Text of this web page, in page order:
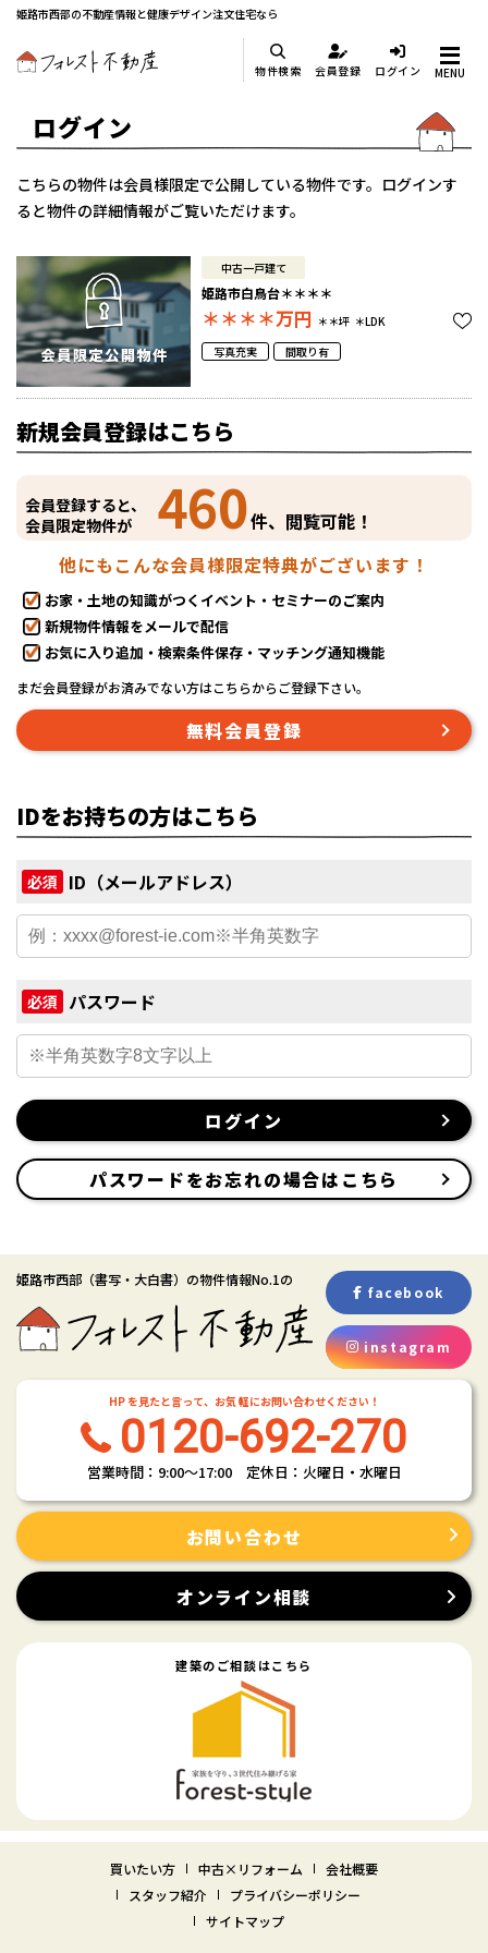
姫路市西部の不動産情報と健康デザイン注文住宅なら
物件検索 会員登録 ログイン MENU
ログイン
こちらの物件は会員様限定で公開している物件です。ログインす
ると物件の詳細情報がご覧いただけます。
中古一戸建て
姫路市白鳥台＊＊＊＊
＊＊＊＊万円 ＊＊坪 ＊LDK
写真充実
間取り有
新規会員登録はこちら
会員登録すると、
会員限定物件が
460件、閲覧可能！
他にもこんな会員様限定特典がございます！
お家・土地の知識がつくイベント・セミナーのご案内
新規物件情報をメールで配信
お気に入り追加・検索条件保存・マッチング通知機能
まだ会員登録がお済みでない方はこちらからご登録下さい。
無料会員登録
IDをお持ちの方はこちら
必須 ID（メールアドレス）
必須 パスワード
ログイン
パスワードをお忘れの場合はこちら
姫路市西部 （書写・大白書） の物件情報No.1の
facebook
instagram
HP を見たと言って、お気 軽にお問い合わせください！
0120-692-270
営業時間：9:00〜17:00 定休日：火曜日・水曜日
お問い合わせ
オンライン相談
建築のご相談はこちら
買いたい方 中古×リフォーム
会社概要
スタッフ紹介
プライバシーポリシー
サイトマップ